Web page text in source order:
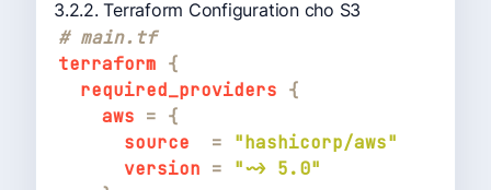
3.2.2. Terraform Configuration cho S3
# main.tf
terraform {
required_providers {
aws = {
source
=
"hashicorp/aws"
version =
"~> 5.0"